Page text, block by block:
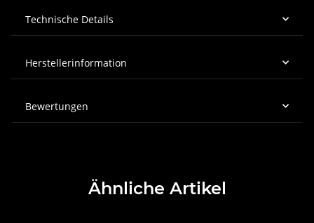
Technische Details
Herstellerinformation
Bewertungen
Ähnliche Artikel